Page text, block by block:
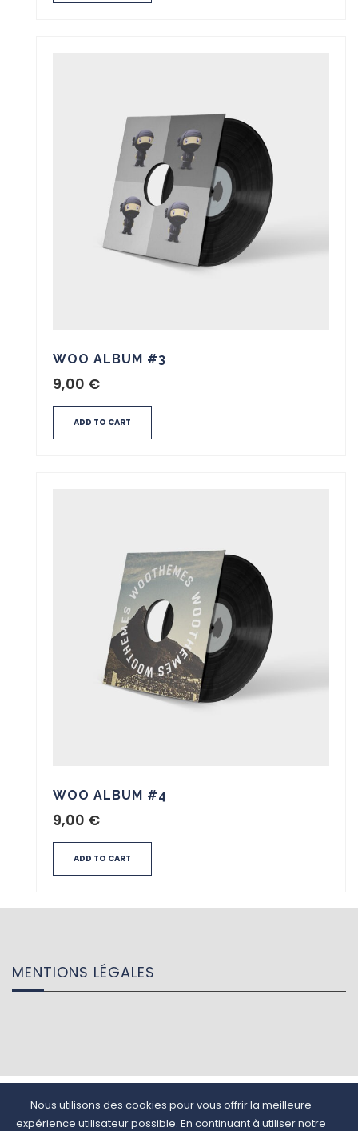
WOO ALBUM #3
9,00 €
ADD TO CART
WOO ALBUM #4
9,00 €
ADD TO CART
MENTIONS LÉGALES
TAM Recrutement - 27 Rue Ferrandière 69002 Lyon - 04 51 08 47 44 -
Nous utilisons des cookies pour vous offrir la meilleure
expérience utilisateur possible. En continuant à utiliser notre